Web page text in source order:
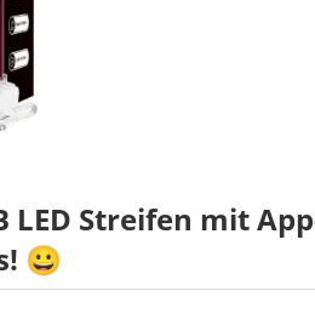
LED Streifen mit
😀